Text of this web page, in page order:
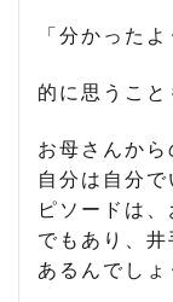
「分かった
的に思うこと
お母さんか
自分は自分
ピソードは
でもあり、
あるんでしょ